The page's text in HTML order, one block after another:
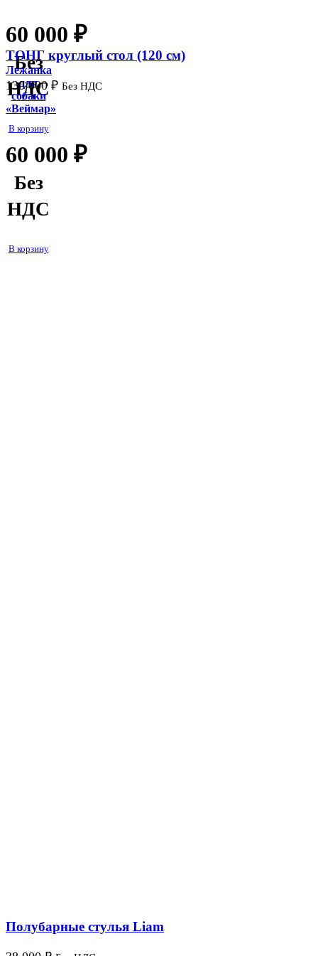
60 000 ₽
Без
НДС
В корзину
Лежанка
для
собаки
«Веймар»
60 000 ₽
Без
НДС
В корзину
ТОНГ круглый стол (120 см)
130 000 ₽ Без НДС
Полубарные стулья Liam